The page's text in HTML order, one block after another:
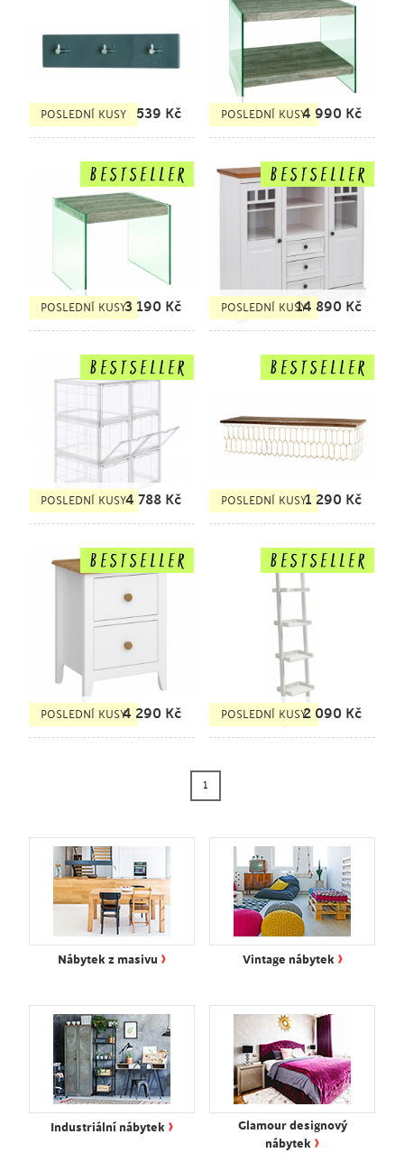
POSLEDNÍ KUSY 539 Kč POSLEDNÍ KUSY4 990 Kč
POSLEDNÍ KUSY3 190 Kč POSLEDNÍ KUSY14 890 Kč
POSLEDNÍ KUSY4 788 Kč POSLEDNÍ KUSY1 290 Kč
POSLEDNÍ KUSY4 290 Kč POSLEDNÍ KUSY2 090 Kč
1
Nábytek z masivu › Vintage nábytek ›
Industriální nábytek ›
Glamour designový
nábytek ›